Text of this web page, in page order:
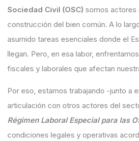
Sociedad Civil (OSC) somos actores
construcción del bien común. A lo
asumido tareas esenciales donde el
llegan. Pero, en esa labor,
fiscales y laborales que afectan
Por eso, estamos trabajando -junto a
articulación con otros actores del
Régimen Laboral Especial para las
condiciones legales y operativas